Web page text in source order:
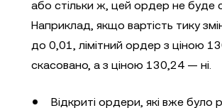
або стільки ж, цей ордер не буде
Наприклад, якщо вартість тику
до 0,01, лімітний ордер з ціною
скасовано, а з ціною 130,24 — ні.
Відкриті ордери, які вже було